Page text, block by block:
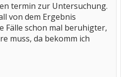
termin zur Untersuchung.
von dem Ergebnis
Fälle schon mal beruhigter,
muss, da bekomm ich